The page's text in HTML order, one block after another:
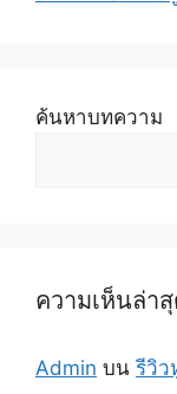
ค้นหาบทความ
ความเห็นล่า
Admin บนรีวิว